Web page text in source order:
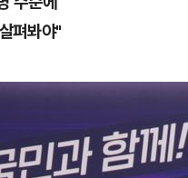
펴봐야"